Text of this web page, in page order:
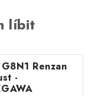
líbit
Renzan
-